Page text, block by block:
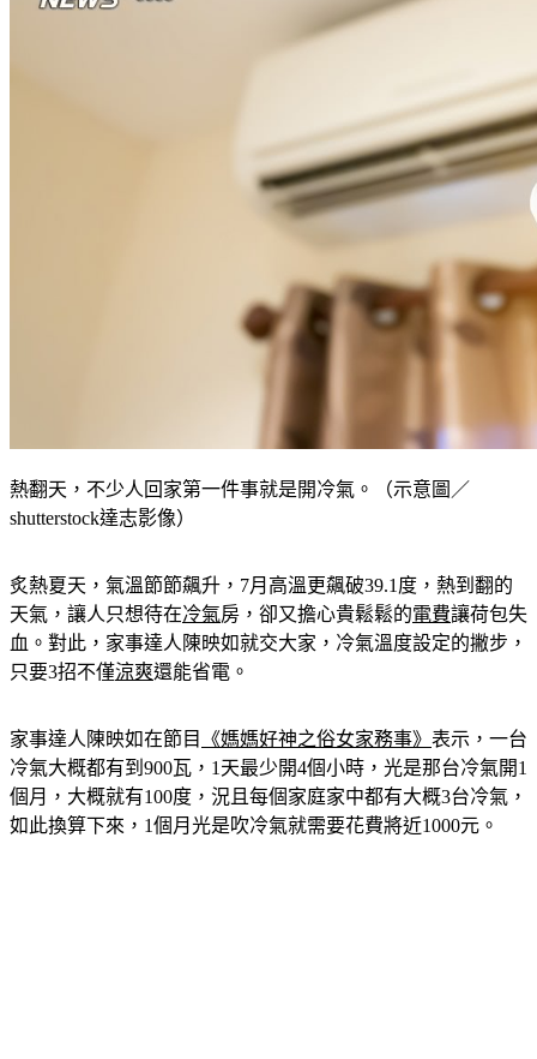
熱翻天，不少人回家第一件事就是開冷氣。（示意圖／
shutterstock達志影像）
炙熱夏天，氣溫節節飆升，7月高溫更飆破39.1度，熱到翻的
天氣，讓人只想待在冷氣房，卻又擔心貴鬆鬆的電費讓荷包失
血。對此，家事達人陳映如就交大家，冷氣溫度設定的撇步，
只要3招不僅涼爽還能省電。
家事達人陳映如在節目 《媽媽好神之俗女家務事》 表示，一台
冷氣大概都有到900瓦，1天最少開4個小時，光是那台冷氣開1
個月，大概就有100度，況且每個家庭家中都有大概3台冷氣，
如此換算下來，1個月光是吹冷氣就需要花費將近1000元。